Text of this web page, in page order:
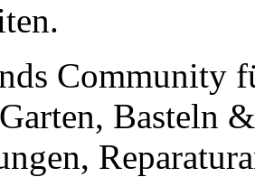
Community
Basteln